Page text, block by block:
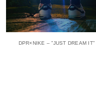
DPR×NIKE – ”JUST DREAM IT”